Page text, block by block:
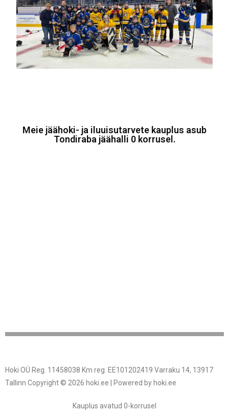
Meie jäähoki- ja iluuisutarvete kauplus asub
Tondiraba jäähalli 0 korrusel.
Hoki OÜ Reg. 11458038 Km reg. EE101202419 Varraku 14, 13917
Tallinn Copyright © 2026 hoki.ee | Powered by hoki.ee
Kauplus avatud 0-korrusel